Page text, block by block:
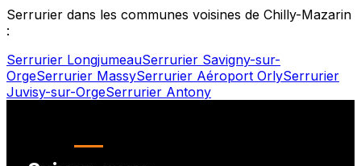
Serrurier dans les communes voisines de Chilly-Mazarin
:
Serrurier LongjumeauSerrurier Savigny-sur-
OrgeSerrurier MassySerrurier Aéroport OrlySerrurier
Juvisy-sur-OrgeSerrurier Antony